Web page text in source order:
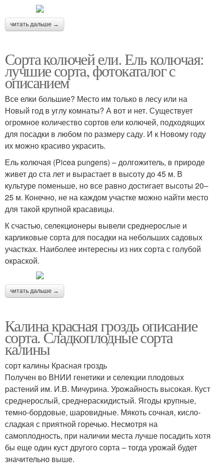
читать дальше →
Сорта колючей ели. Ель колючая:
лучшие сорта, фотокаталог с
описанием
Все елки большие? Место им только в лесу или на
Новый год в углу комнаты? А вот и нет. Существует
огромное количество сортов ели колючей, подходящих
для посадки в любом по размеру саду. И к Новому году
их можно красиво украсить.
Ель колючая (Picea pungens) – долгожитель, в природе
живет до ста лет и вырастает в высоту до 45 м. В
культуре поменьше, но все равно достигает высоты 20–
25 м. Конечно, не на каждом участке можно найти место
для такой крупной красавицы.
К счастью, селекционеры вывели среднерослые и
карликовые сорта для посадки на небольших садовых
участках. Наиболее интересны из них сорта с голубой
окраской.
читать дальше →
Калина красная гроздь описание
сорта. Сладкоплодные сорта
калины
сорт калины Красная гроздь
Получен во ВНИИ генетики и селекции плодовых
растений им. И.В. Мичурина. Урожайность высокая. Куст
среднерослый, среднераскидистый. Ягоды крупные,
темно-бордовые, шаровидные. Мякоть сочная, кисло-
сладкая с приятной горечью. Несмотря на
самоплодность, при наличии места лучше посадить хотя
бы еще один куст другого сорта – тогда урожай будет
значительно выше.